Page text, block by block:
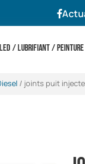
/ Lubrifiant /
/ joints puit